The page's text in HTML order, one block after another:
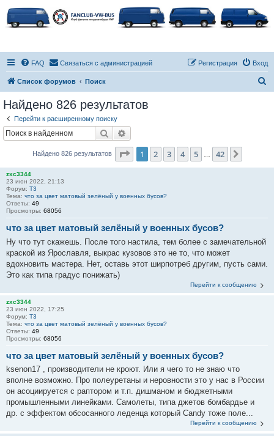
FAQ Связаться с администрацией Вход
Регистрация
Список форумов Поиск
Найдено 826 результатов
Перейти к расширенному поиску
Поиск
Найдено 826 результатов Страница из 42
1 2 3 4 5 42
zxc3344
23 июн 2022, 21:13
Форум: T3
Тема: что за цвет матовый зелёный у военных бусов?
Ответы: 49
Просмотры: 68056
что за цвет матовый зелёный у военных бусов?
Ну что тут скажешь. После того настила, тем более с замечательной
краской из Ярославля, выкрас кузовов это не то, что может
вдохновить мастера. Нет, оставь этот ширпотреб другим, пусть сами.
Это как типа градус понижать)
Перейти к сообщению
zxc3344
23 июн 2022, 17:25
Форум: T3
Тема: что за цвет матовый зелёный у военных бусов?
Ответы: 49
Просмотры: 68056
что за цвет матовый зелёный у военных бусов?
ksenon17 , производители не кроют. Или я чего то не знаю что
вполне возможно. Про полеуретаны и неровности это у нас в России
он асоциируется с раптором и т.п. дишманом и бюджетными
промышленными линейками. Самолеты, типа джетов бомбардье и
др. с эффектом обсосанного леденца который Candy тоже поле...
Перейти к сообщению